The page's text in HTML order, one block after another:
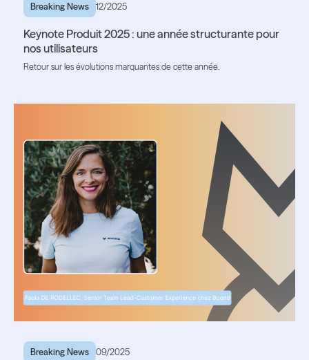
Breaking News 12/2025
Keynote Produit 2025 : une année structurante pour
nos utilisateurs
Retour sur les évolutions marquantes de cette année.
Breaking News 09/2025